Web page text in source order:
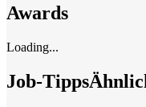
Awards
Loading...
Job-Tipps